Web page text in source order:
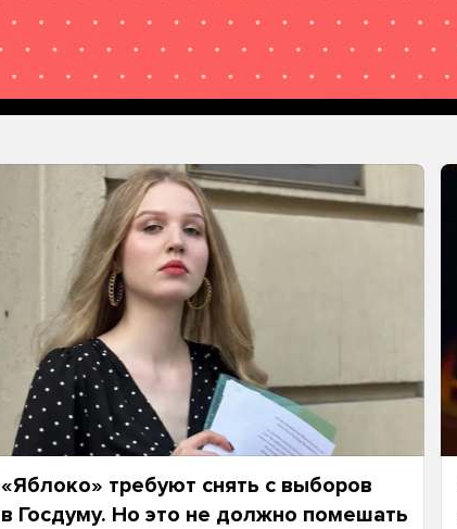
«Яблоко» требуют снять с выборов
в Госдуму. Но это не должно помешать